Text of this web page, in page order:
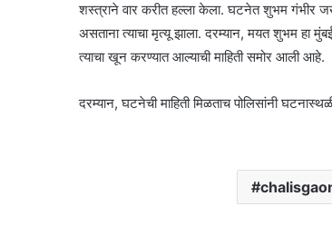
शस्त्राने वार करीत हल्ला केला. घटनेत शुभम गंभीर
असताना त्याचा मृत्यू झाला. दरम्यान, मयत शुभम हा
त्याचा खून करण्यात आल्याची माहिती समोर आली आहे.
दरम्यान, घटनेची माहिती मिळताच पोलिसांनी